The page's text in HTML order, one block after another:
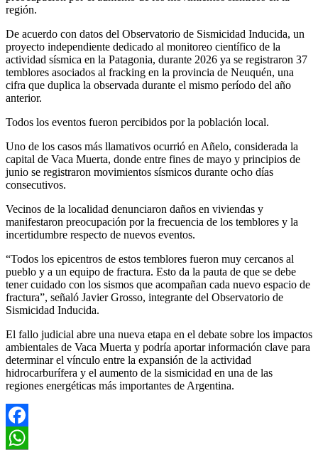
región.
De acuerdo con datos del Observatorio de Sismicidad Inducida, un
proyecto independiente dedicado al monitoreo científico de la
actividad sísmica en la Patagonia, durante 2026 ya se registraron 37
temblores asociados al fracking en la provincia de Neuquén, una
cifra que duplica la observada durante el mismo período del año
anterior.
Todos los eventos fueron percibidos por la población local.
Uno de los casos más llamativos ocurrió en Añelo, considerada la
capital de Vaca Muerta, donde entre fines de mayo y principios de
junio se registraron movimientos sísmicos durante ocho días
consecutivos.
Vecinos de la localidad denunciaron daños en viviendas y
manifestaron preocupación por la frecuencia de los temblores y la
incertidumbre respecto de nuevos eventos.
“Todos los epicentros de estos temblores fueron muy cercanos al
pueblo y a un equipo de fractura. Esto da la pauta de que se debe
tener cuidado con los sismos que acompañan cada nuevo espacio de
fractura”, señaló Javier Grosso, integrante del Observatorio de
Sismicidad Inducida.
El fallo judicial abre una nueva etapa en el debate sobre los impactos
ambientales de Vaca Muerta y podría aportar información clave para
determinar el vínculo entre la expansión de la actividad
hidrocarburífera y el aumento de la sismicidad en una de las
regiones energéticas más importantes de Argentina.
Facebook